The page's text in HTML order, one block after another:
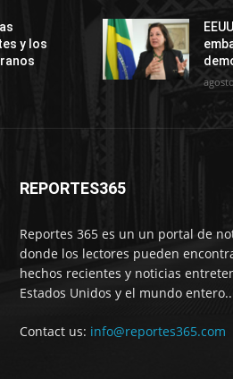
y los
REPORTES365
Reportes 365 es un un portal de
donde los lectores pueden
hechos recientes y noticias
Estados Unidos y el mundo
Contact us: info@reportes365.com